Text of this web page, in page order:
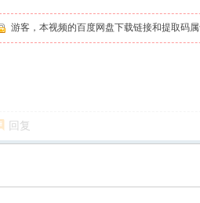
游客，本视频的百度网盘下载链接和提取码
回复